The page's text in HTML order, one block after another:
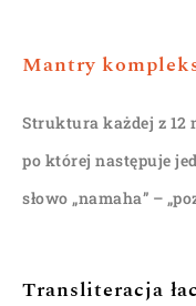
Mantry
Struktura każdej z 12
po której następuje
słowo „namaha” –
Transliteracja